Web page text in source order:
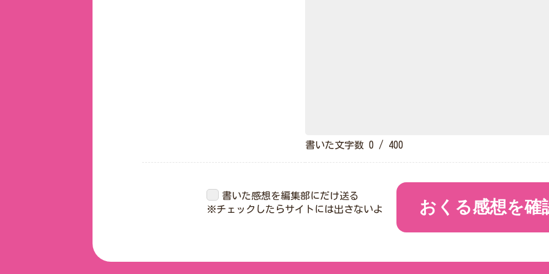
書いた文字数 0 / 400
書いた感想を編集部にだけ送る
※チェックしたらサイトには出さないよ
おくる感想を確